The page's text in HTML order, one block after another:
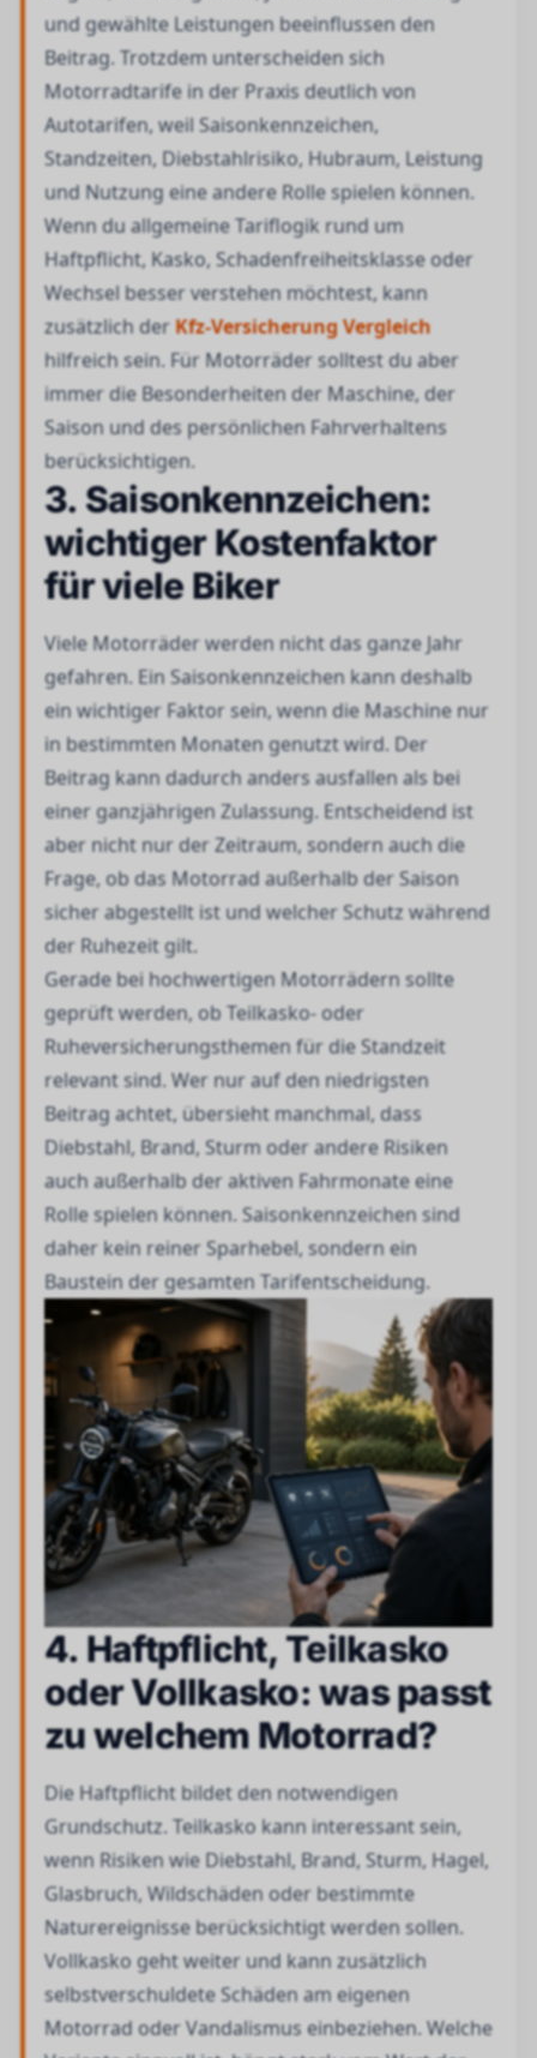
und gewählte Leistungen beeinflussen den
Beitrag. Trotzdem unterscheiden sich
Motorradtarife in der Praxis deutlich von
Autotarifen, weil Saisonkennzeichen,
Standzeiten, Diebstahlrisiko, Hubraum, Leistung
und Nutzung eine andere Rolle spielen können.
Wenn du allgemeine Tariflogik rund um
Haftpflicht, Kasko, Schadenfreiheitsklasse oder
Wechsel besser verstehen möchtest, kann
zusätzlich derKfz-Versicherung Vergleich
hilfreich sein. Für Motorräder solltest du aber
immer die Besonderheiten der Maschine, der
Saison und des persönlichen Fahrverhaltens
berücksichtigen.
3. Saisonkennzeichen:
wichtiger Kostenfaktor
für viele Biker
Viele Motorräder werden nicht das ganze Jahr
gefahren. Ein Saisonkennzeichen kann deshalb
ein wichtiger Faktor sein, wenn die Maschine nur
in bestimmten Monaten genutzt wird. Der
Beitrag kann dadurch anders ausfallen als bei
einer ganzjährigen Zulassung. Entscheidend ist
aber nicht nur der Zeitraum, sondern auch die
Frage, ob das Motorrad außerhalb der Saison
sicher abgestellt ist und welcher Schutz während
der Ruhezeit gilt.
Gerade bei hochwertigen Motorrädern sollte
geprüft werden, ob Teilkasko- oder
Ruheversicherungsthemen für die Standzeit
relevant sind. Wer nur auf den niedrigsten
Beitrag achtet, übersieht manchmal, dass
Diebstahl, Brand, Sturm oder andere Risiken
auch außerhalb der aktiven Fahrmonate eine
Rolle spielen können. Saisonkennzeichen sind
daher kein reiner Sparhebel, sondern ein
Baustein der gesamten Tarifentscheidung.
4. Haftpflicht, Teilkasko
oder Vollkasko: was passt
zu welchem Motorrad?
Die Haftpflicht bildet den notwendigen
Grundschutz. Teilkasko kann interessant sein,
wenn Risiken wie Diebstahl, Brand, Sturm, Hagel,
Glasbruch, Wildschäden oder bestimmte
Naturereignisse berücksichtigt werden sollen.
Vollkasko geht weiter und kann zusätzlich
selbstverschuldete Schäden am eigenen
Motorrad oder Vandalismus einbeziehen. Welche